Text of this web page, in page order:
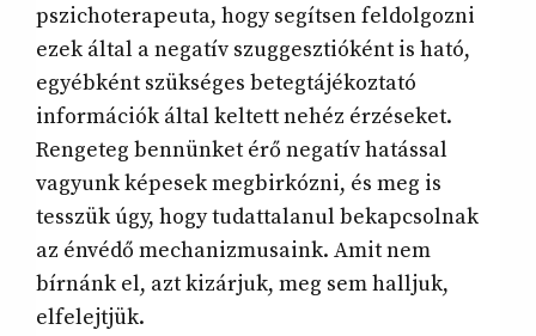
pszichoterapeuta, hogy segítsen feldolgozni
ezek által a negatív szuggesztióként is ható,
egyébként szükséges betegtájékoztató
információk által keltett nehéz érzéseket.
Rengeteg bennünket érő negatív hatással
vagyunk képesek megbirkózni, és meg is
tesszük úgy, hogy tudattalanul bekapcsolnak
az énvédő mechanizmusaink. Amit nem
bírnánk el, azt kizárjuk, meg sem halljuk,
elfelejtjük.